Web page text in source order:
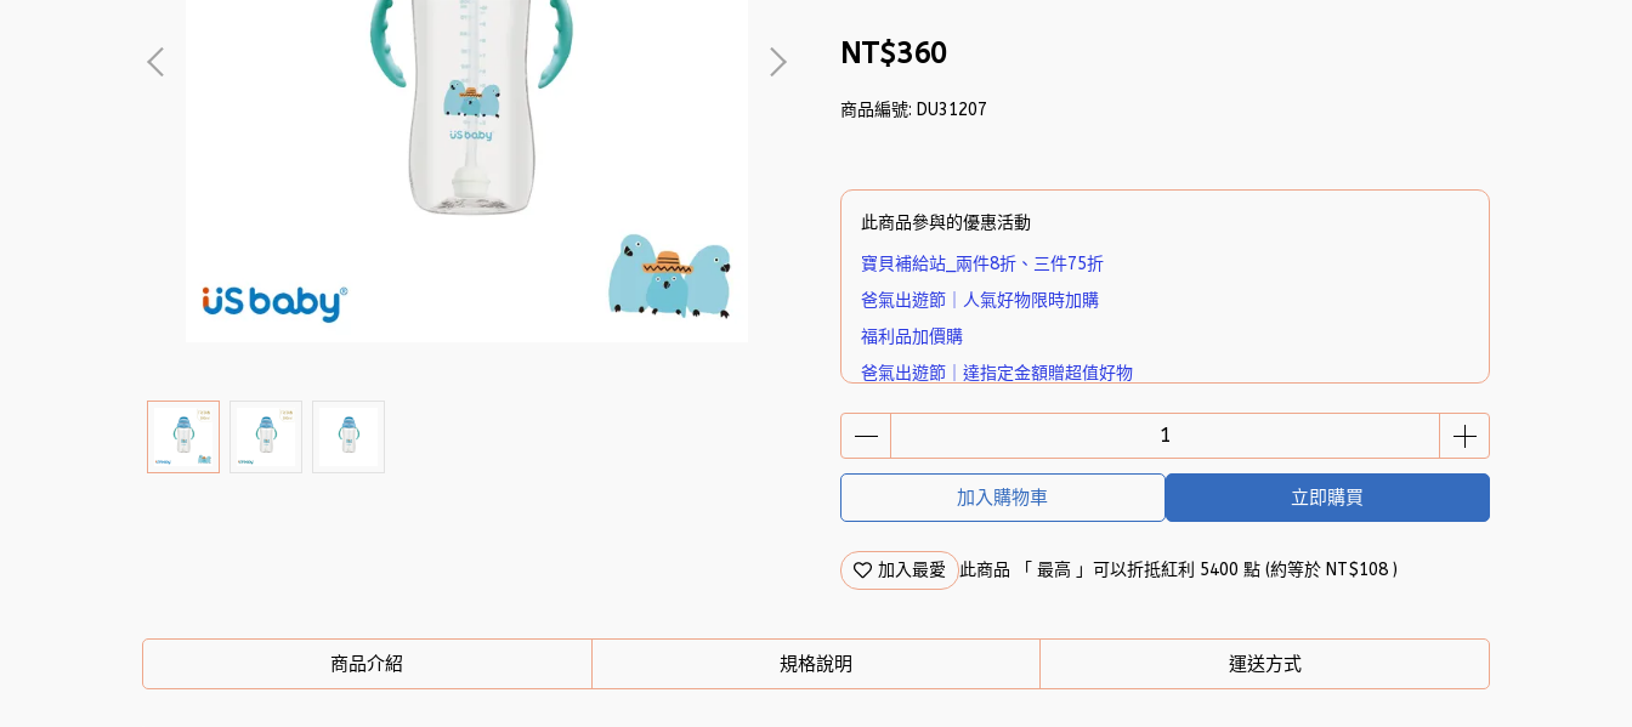
NT$360
商品編號: DU31207
此商品參與的優惠活動
寶貝補給站_兩件8折、三件75折
爸氣出遊節｜人氣好物限時加購
福利品加價購
爸氣出遊節｜達指定金額贈超值好物
🎁 下單送好禮｜潔P植萃超迷你濕式衛生紙（8抽3入）
加入購物車 立即購買
加入最愛 此商品 「 最高 」可以折抵紅利 5400 點 (約等於 NT$108 )
商品介紹 規格說明 運送方式